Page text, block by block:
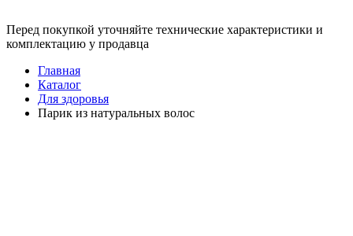
Перед покупкой уточняйте технические характеристики и
комплектацию у продавца
Главная
Каталог
Для здоровья
Парик из натуральных волос